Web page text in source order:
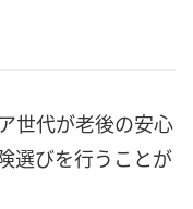
世代が老後の安心
選びを行うことが